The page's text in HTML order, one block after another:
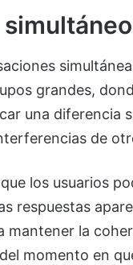
grandes,
una diferencia
de
los usuarios
respuestas
mantener la
momento en